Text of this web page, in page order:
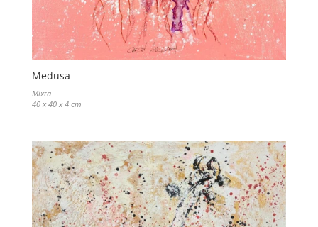
Medusa
Mixta
40 x 40 x 4 cm